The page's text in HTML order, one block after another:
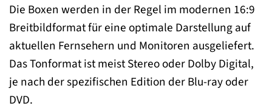
Die Boxen werden in der Regel im modernen 16:9
Breitbildformat für eine optimale Darstellung auf
aktuellen Fernsehern und Monitoren ausgeliefert.
Das Tonformat ist meist Stereo oder Dolby Digital,
je nach der spezifischen Edition der Blu-ray oder
DVD.